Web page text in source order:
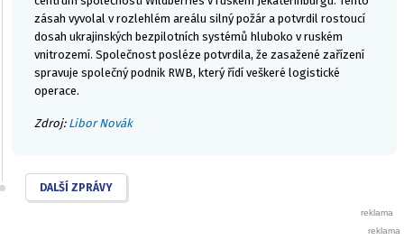
zásah vyvolal v rozlehlém areálu silný požár a potvrdil rostoucí
dosah ukrajinských bezpilotních systémů hluboko v ruském
vnitrozemí. Společnost posléze potvrdila, že zasažené zařízení
spravuje společný podnik RWB, který řídí veškeré logistické
operace.
Zdroj: Libor Novák
DALŠÍ ZPRÁVY